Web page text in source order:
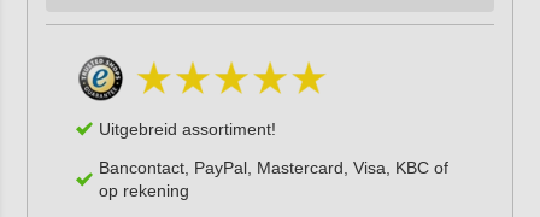
Uitgebreid assortiment!
Bancontact, PayPal, Mastercard, Visa, KBC of
op rekening